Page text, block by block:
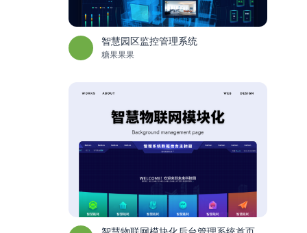
智慧园区监控管理系统
糖果果果